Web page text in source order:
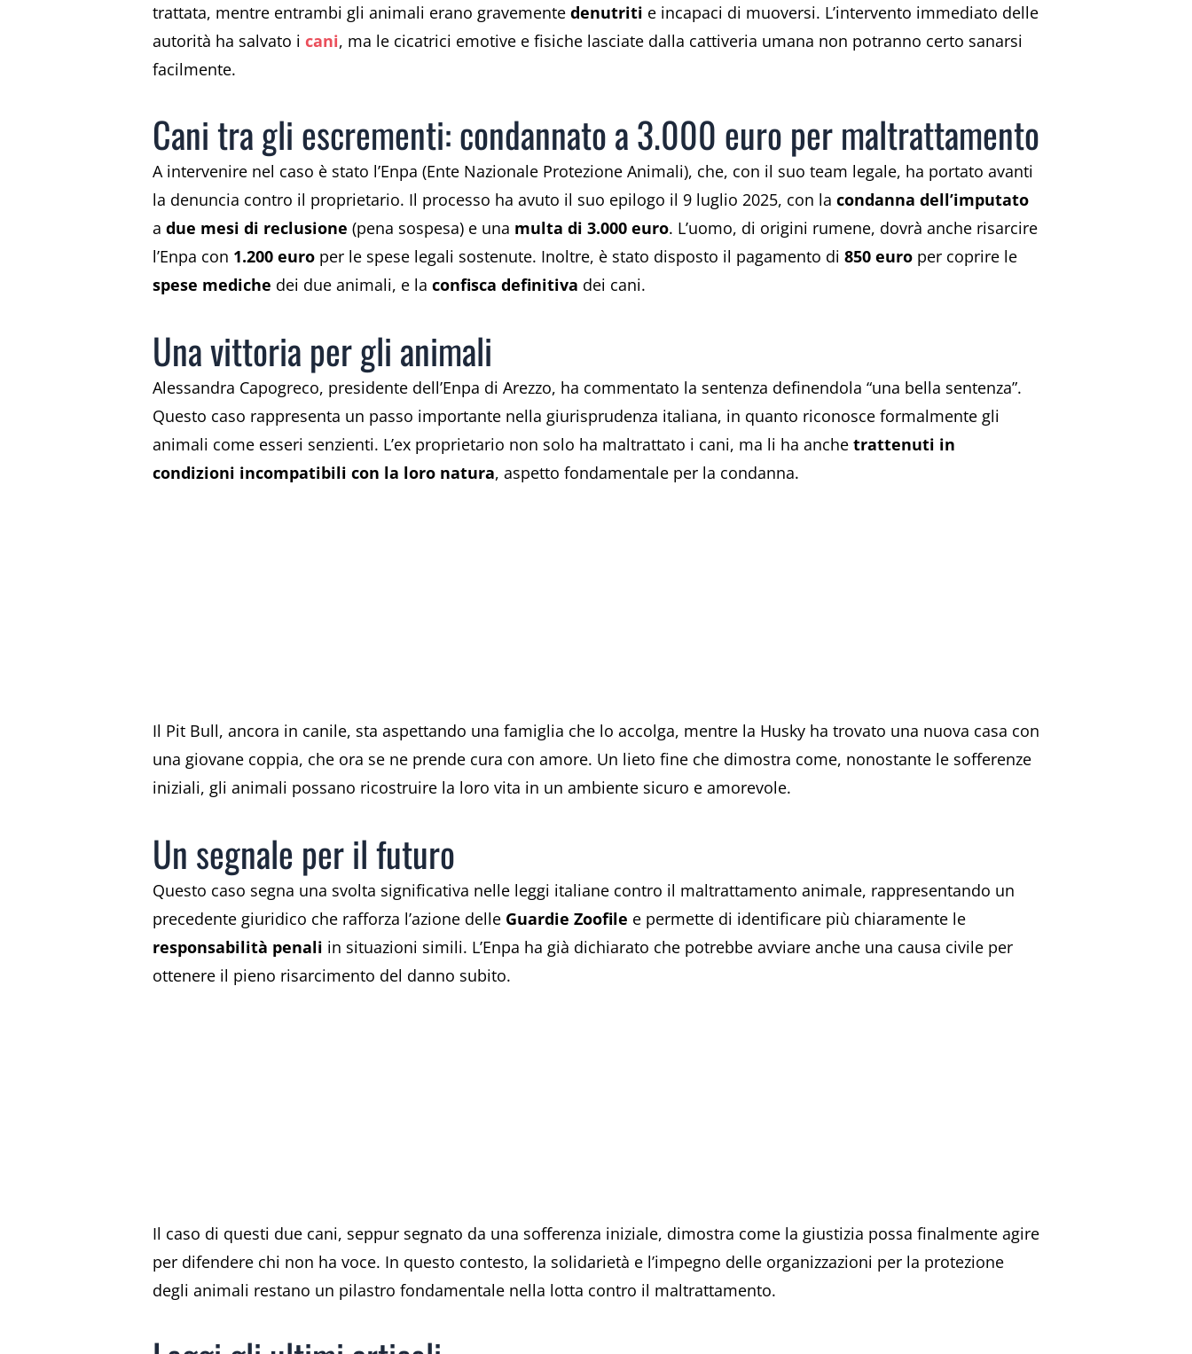
trattata, mentre entrambi gli animali erano gravemente denutriti e incapaci di muoversi. L’intervento immediato delle
autorità ha salvato i cani, ma le cicatrici emotive e fisiche lasciate dalla cattiveria umana non potranno certo sanarsi
facilmente.
Cani tra gli escrementi: condannato a 3.000 euro per maltrattamento
A intervenire nel caso è stato l’Enpa (Ente Nazionale Protezione Animali), che, con il suo team legale, ha portato avanti
la denuncia contro il proprietario. Il processo ha avuto il suo epilogo il 9 luglio 2025, con la condanna dell’imputato
a due mesi di reclusione (pena sospesa) e una multa di 3.000 euro. L’uomo, di origini rumene, dovrà anche risarcire
l’Enpa con 1.200 euro per le spese legali sostenute. Inoltre, è stato disposto il pagamento di 850 euro per coprire le
spese mediche dei due animali, e la confisca definitiva dei cani.
Una vittoria per gli animali
Alessandra Capogreco, presidente dell’Enpa di Arezzo, ha commentato la sentenza definendola “una bella sentenza”.
Questo caso rappresenta un passo importante nella giurisprudenza italiana, in quanto riconosce formalmente gli
animali come esseri senzienti. L’ex proprietario non solo ha maltrattato i cani, ma li ha anche trattenuti in
condizioni incompatibili con la loro natura, aspetto fondamentale per la condanna.
Il Pit Bull, ancora in canile, sta aspettando una famiglia che lo accolga, mentre la Husky ha trovato una nuova casa con
una giovane coppia, che ora se ne prende cura con amore. Un lieto fine che dimostra come, nonostante le sofferenze
iniziali, gli animali possano ricostruire la loro vita in un ambiente sicuro e amorevole.
Un segnale per il futuro
Questo caso segna una svolta significativa nelle leggi italiane contro il maltrattamento animale, rappresentando un
precedente giuridico che rafforza l’azione delle Guardie Zoofile e permette di identificare più chiaramente le
responsabilità penali in situazioni simili. L’Enpa ha già dichiarato che potrebbe avviare anche una causa civile per
ottenere il pieno risarcimento del danno subito.
Il caso di questi due cani, seppur segnato da una sofferenza iniziale, dimostra come la giustizia possa finalmente agire
per difendere chi non ha voce. In questo contesto, la solidarietà e l’impegno delle organizzazioni per la protezione
degli animali restano un pilastro fondamentale nella lotta contro il maltrattamento.